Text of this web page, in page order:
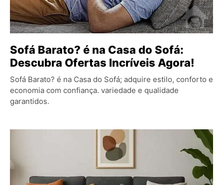
Sofá Barato? é na Casa do Sofá:
Descubra Ofertas Incríveis Agora!
Sofá Barato? é na Casa do Sofá; adquire estilo, conforto e
economia com confiança. variedade e qualidade
garantidos.